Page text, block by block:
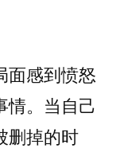
面感到愤怒
情。当自己
删掉的时